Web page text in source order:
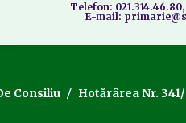
Telefon: 021.314.46.80,
E-mail:
Consiliu Hotărârea Nr.